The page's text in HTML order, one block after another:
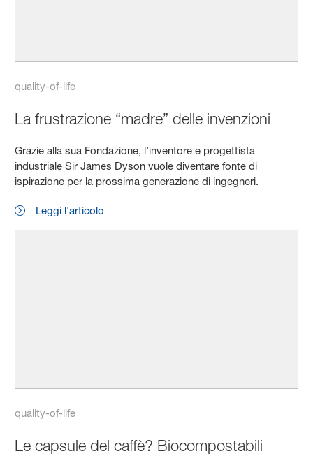
quality-of-life
La frustrazione “madre” delle invenzioni
Grazie alla sua Fondazione, l’inventore e progettista
industriale Sir James Dyson vuole diventare fonte di
ispirazione per la prossima generazione di ingegneri.
Leggi l'articolo
quality-of-life
Le capsule del caffè? Biocompostabili